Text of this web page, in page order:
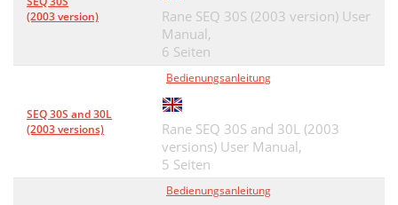
(2003 version)
Rane SEQ 30S (2003 version) User
Manual,
6 Seiten
SEQ 30S and 30L
(2003 versions)
Bedienungsanleitung
Rane SEQ 30S and 30L (2003
versions) User Manual,
5 Seiten
Bedienungsanleitung